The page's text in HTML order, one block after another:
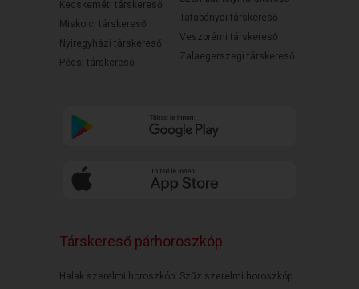
Kecskeméti társkereső
Miskolci társkereső
Nyíregyházi társkereső
Pécsi társkereső
Tatabányai társkereső
Veszprémi társkereső
Zalaegerszegi társkereső
Társkereső párhoroszkóp
Halak szerelmi horoszkóp Szűz szerelmi horoszkóp